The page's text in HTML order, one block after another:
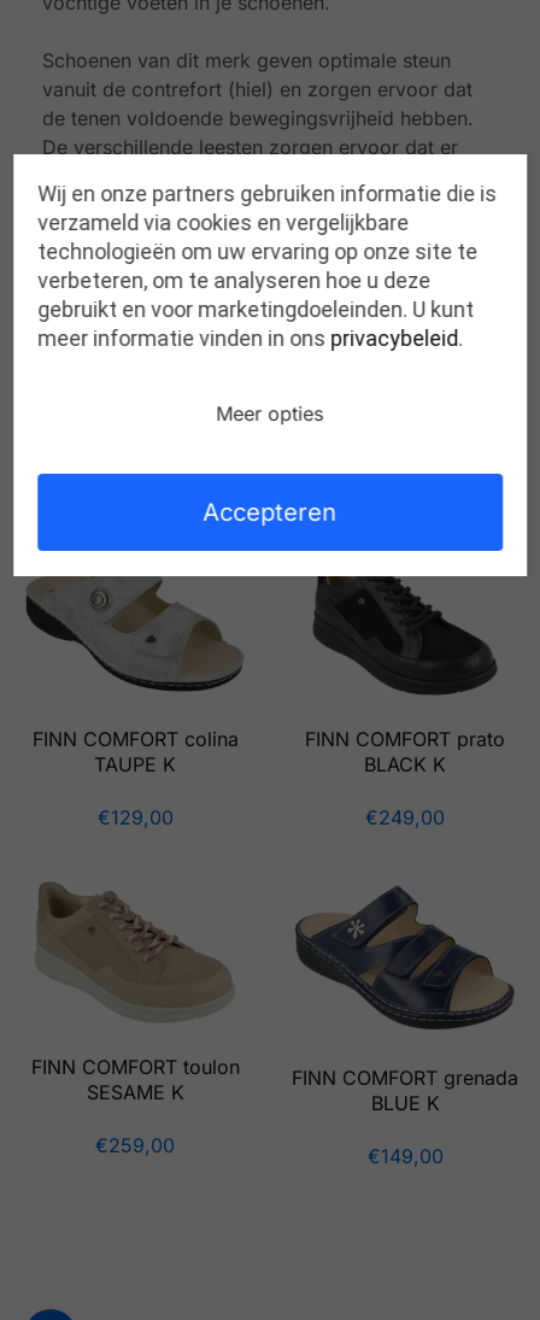
Schoenen van dit merk geven optimale steun
vanuit de contrefort (hiel) en zorgen ervoor dat
de tenen voldoende bewegingsvrijheid hebben.
De verschillende leesten zorgen ervoor dat er
verkrijgbaar is. De verschillende leesten en
modellen zorgen ervoor dat er schoenen zijn
voor de smalle maar ook de brede voeten, de
gevoelige voeten en voor voeten die een
afwikkelbeperking hebben.
Gerelateerde producten
FINN COMFORT colina
TAUPE K
€129,00
FINN COMFORT prato
BLACK K
€249,00
FINN COMFORT toulon
SESAME K
€259,00
FINN COMFORT grenada
BLUE K
€149,00
Wij en onze partners gebruiken informatie die is
verzameld via cookies en vergelijkbare
technologieën om uw ervaring op onze site te
verbeteren, om te analyseren hoe u deze
gebruikt en voor marketingdoeleinden. U kunt
meer informatie vinden in ons privacybeleid.
Meer opties
Accepteren